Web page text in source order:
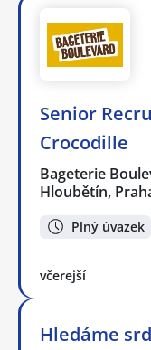
Senior
Crocodille
Bageterie
Hloubětín,
Plný úvazek
včerejší
Hledáme